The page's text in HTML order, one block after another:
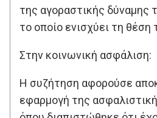
της αγοραστικής δύναμης
το οποίο ενισχύει τη
Στην κοινωνική ασφάλιση:
Η συζήτηση αφορούσε
εφαρμογή της